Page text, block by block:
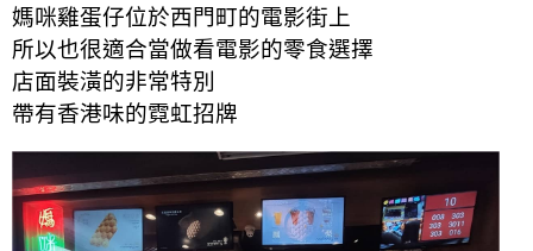
媽咪雞蛋仔位於西門町的電影街上
所以也很適合當做看電影的零食選擇
店面裝潢的非常特別
帶有香港味的霓虹招牌